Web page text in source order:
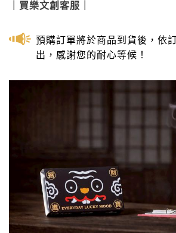
買樂文創客服
預購訂單將於商品到貨後，依
出，感謝您的耐心等候！